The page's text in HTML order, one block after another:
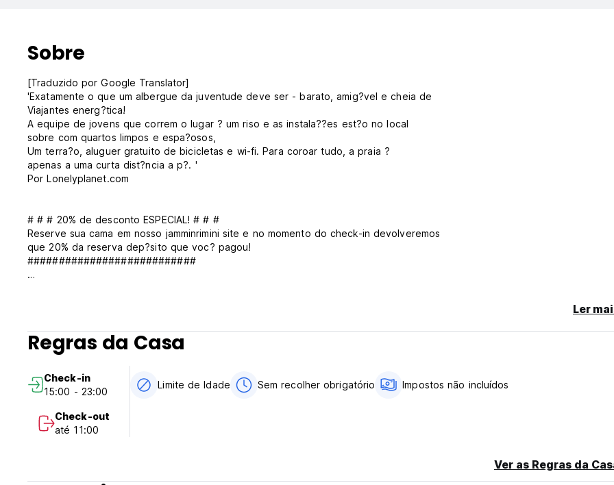
Sobre
[Traduzido por Google Translator]
'Exatamente o que um albergue da juventude deve ser - barato, amig?vel e cheia de
Viajantes energ?tica!
A equipe de jovens que correm o lugar ? um riso e as instala??es est?o no local
sobre com quartos limpos e espa?osos,
Um terra?o, aluguer gratuito de bicicletas e wi-fi. Para coroar tudo, a praia ?
apenas a uma curta dist?ncia a p?. '
Por Lonelyplanet.com
# # # 20% de desconto ESPECIAL! # # #
Reserve sua cama em nosso jamminrimini site e no momento do check-in devolveremos
que 20% da reserva dep?sito que voc? pagou!
###########################
Estamos perfeitamente localizados!
Tudo o que voc? quer dentro de curta dist?ncia: 2 quadras da praia
e 10min a p? atrav?s de um parque no centro da cidade e da esta??o ferrovi?ria.
monuents e neg?cios de compras e de noite com seus famosos clubes, discotecas
e pubs.
Viale Vespucci, a famosa avenida ? beira-mar, est? apenas ? nossa porta
com muitas oportunidades de compras e divers?o. Na rua, h?
tamb?m o ponto de ?nibus # 13 facilmente links para voc? toda a costa.
patrim?nio; estar l? e de volta no meio dia, apenas uma curta viagem de autocarro
Ler
Regras da Casa
Check-in
15:00 - 23:00
Check-out
até 11:00
Limite de Idade Sem recolher obrigatório Impostos não incluídos
Ver as Regras da